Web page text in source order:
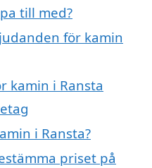
till med?
för kamin
kamin i Ransta
i Ransta?
priset på